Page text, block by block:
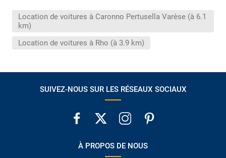
Pour vous en assurer, vous pouvez vous renseigner auprès des
services consulaires du pays concerné.
Location de voitures à Caronno Pertusella Varèse (à 6.1
km)
Location de voitures à Rho (à 3.9 km)
SUIVEZ-NOUS SUR LES RÉSEAUX SOCIAUX
À PROPOS DE NOUS